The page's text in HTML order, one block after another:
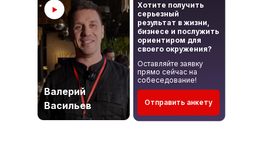
Хотите получить
серьезный
результат в жизни,
бизнесе и послужить
ориентиром для
своего окружения?
Оставляйте заявку
прямо сейчас на
собеседование!
Отправить анкету
Валерий
Васильев